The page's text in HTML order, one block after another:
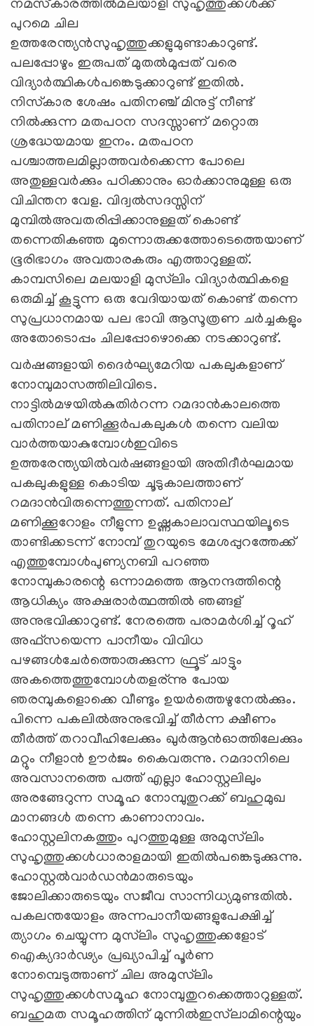
നമസ്‌കാരത്തില്‍മലയാളി സുഹൃത്തുക്കള്‍ക്ക്
പുറമെ ചില
ഉത്തരേന്ത്യന്‍സുഹൃത്തുക്കളുമുണ്ടാകാറുണ്ട്.
പലപ്പോഴും ഇരുപത് മുതല്‍മുപ്പത് വരെ
വിദ്യാര്‍ത്ഥികള്‍പങ്കെടുക്കാറുണ്ട് ഇതില്‍.
നിസ്‌കാര ശേഷം പതിനഞ്ച് മിനുട്ട് നീണ്ട്
നില്‍ക്കുന്ന മതപഠന സദസ്സാണ് മറ്റൊരു
ശ്രദ്ധേയമായ ഇനം. മതപഠന
പശ്ചാത്തലമില്ലാത്തവര്‍ക്കെന്ന പോലെ
അതുള്ളവര്‍ക്കും പഠിക്കാനും ഓര്‍ക്കാനുമുള്ള ഒരു
വിചിന്തന വേള. വിദ്വല്‍സദസ്സിന്
മുമ്പില്‍അവതരിപ്പിക്കാനുള്ളത് കൊണ്ട്
തന്നെതികഞ്ഞ മുന്നൊരുക്കത്തോടെത്തെയാണ്
ഭൂരിഭാഗം അവതാരകരും എത്താറുള്ളത്.
കാമ്പസിലെ മലയാളി മുസ്‌ലിം വിദ്യാര്‍ത്ഥികളെ
ഒരുമിച്ച് കൂട്ടുന്ന ഒരു വേദിയായത് കൊണ്ട് തന്നെ
സുപ്രധാനമായ പല ഭാവി ആസൂത്രണ ചര്‍ച്ചകളും
അതോടൊപ്പം ചിലപ്പോഴൊക്കെ നടക്കാറുണ്ട്.
വര്‍ഷങ്ങളായി ദൈര്‍ഘ്യമേറിയ പകലുകളാണ്
നോമ്പുമാസത്തിലിവിടെ.
നാട്ടില്‍മഴയില്‍കുതിര്‍റന്ന റമദാന്‍കാലത്തെ
പതിനാല് മണിക്കൂര്‍പകലുകള്‍ തന്നെ വലിയ
വാര്‍ത്തയാകുമ്പോള്‍ഇവിടെ
ഉത്തരേന്ത്യയില്‍വര്‍ഷങ്ങളായി അതിദീര്‍ഘമായ
പകലുകളുള്ള കൊടിയ ചൂടുകാലത്താണ്
റമദാന്‍വിരുന്നെത്തുന്നത്. പതിനാല്
മണിക്കൂറോളം നീളുന്ന ഉഷ്ണകാലാവസ്ഥയിലൂടെ
താണ്ടിക്കടന്ന് നോമ്പ് തുറയുടെ മേശപ്പുറത്തേക്ക്
എത്തുമ്പോള്‍പുണ്യനബി പറഞ്ഞ
നോമ്പുകാരന്റെ ഒന്നാമത്തെ ആനന്ദത്തിന്റെ
ആധിക്യം അക്ഷരാര്‍ത്ഥത്തില്‍ ഞങ്ങള്
അനുഭവിക്കാറുണ്ട്. നേരത്തെ പരാമര്‍ശിച്ച് റൂഹ്
അഫ്‌സയെന്ന പാനീയം വിവിധ
പഴങ്ങള്‍ചേര്‍ത്തൊരുക്കുന്ന ഫ്രൂട് ചാട്ടും
അകത്തെത്തുമ്പോള്‍തളര്ന്നു പോയ
ഞരമ്പുകളൊക്കെ വീണ്ടും ഉയര്‍ത്തെഴുനേല്‍ക്കും.
പിന്നെ പകലില്‍അനുഭവിച്ച് തീര്‍ന്ന ക്ഷീണം
തീര്‍ത്ത് തറാവീഹിലേക്കും ഖുര്‍ആന്‍ഓത്തിലേക്കും
മറ്റും നീളാന്‍ ഊര്‍ജം കൈവരുന്നു. റമദാനിലെ
അവസാനത്തെ പത്ത് എല്ലാ ഹോസ്റ്റലിലും
അരങ്ങേറുന്ന സമൂഹ നോമ്പുതുറക്ക് ബഹുമുഖ
മാനങ്ങള്‍ തന്നെ കാണാനാവം.
ഹോസ്റ്റലിനകത്തും പുറത്തുമുള്ള അമുസ്‌ലിം
സുഹൃത്തുക്കള്‍ധാരാളമായി ഇതില്‍പങ്കെടുക്കുന്നു.
ഹോസ്റ്റല്‍വാര്‍ഡന്‍മാരുടെയും
ജോലിക്കാരുടെയും സജീവ സാന്നിധ്യമുണ്ടതില്‍.
പകലന്തയോളം അന്നപാനീയങ്ങളുപേക്ഷിച്ച്
ത്യാഗം ചെയ്യുന്ന മുസ്‌ലിം സുഹൃത്തുക്കളോട്
ഐക്യദാര്‍ഢ്യം പ്രഖ്യാപിച്ച് പൂര്‍ണ
നോമ്പെടുത്താണ് ചില അമുസ്‌ലിം
സുഹൃത്തുക്കള്‍സമൂഹ നോമ്പുതുറക്കെത്താറുള്ളത്.
ബഹുമത സമൂഹത്തിന് മുന്നില്‍ഇസ്‌ലാമിന്റെയും